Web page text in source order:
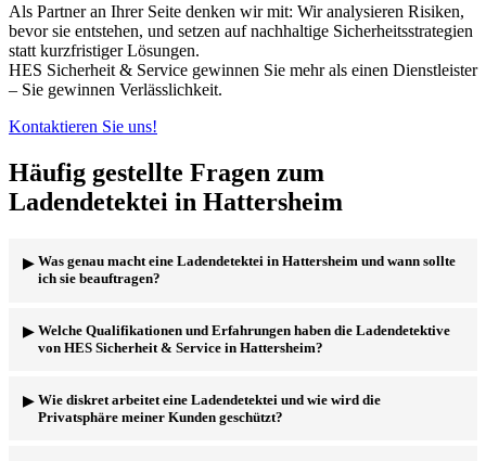
Als Partner an Ihrer Seite denken wir mit: Wir analysieren Risiken,
bevor sie entstehen, und setzen auf nachhaltige Sicherheitsstrategien
statt kurzfristiger Lösungen.
HES Sicherheit & Service gewinnen Sie mehr als einen Dienstleister
– Sie gewinnen Verlässlichkeit.
Kontaktieren Sie uns!
Häufig gestellte Fragen zum
Ladendetektei in Hattersheim
Was genau macht eine Ladendetektei in Hattersheim und wann sollte
ich sie beauftragen?
Eine Ladendetektei, wieHES Sicherheit & Servicein Hattersheim,
observiert Ihr Geschäft, um Diebstähle durch Kunden oder
verdächtige Aktivitäten vermuten oder bereits konkrete Hinweise
auf Diebstahl haben. Wir helfen Ihnen, den Täter zu überführen und
Welche Qualifikationen und Erfahrungen haben die Ladendetektive
von HES Sicherheit & Service in Hattersheim?
Unsere Ladendetektive beiHES Sicherheit & Servicein
Hattersheim verfügen über umfassende Schulungen, oft im Bereich
Wie diskret arbeitet eine Ladendetektei und wie wird die
Privatsphäre meiner Kunden geschützt?